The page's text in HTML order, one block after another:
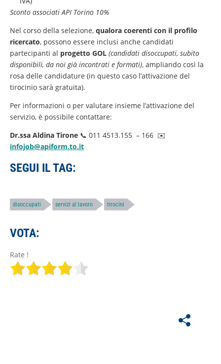
Sconto associati API Torino 10%
Nel corso della selezione, qualora coerenti con il profilo
ricercato, possono essere inclusi anche candidati
partecipanti al progetto GOL (candidati disoccupati, subito
disponibili, da noi già incontrati e formati), ampliando così la
rosa delle candidature (in questo caso l’attivazione del
tirocinio sarà gratuita).
Per informazioni o per valutare insieme l’attivazione del
servizio, è possibile contattare:
Dr.ssa Aldina Tirone 📞 011 4513.155 – 166 ✉️
infojob@apiform.to.it
SEGUI IL TAG:
disoccupati servizi al lavoro tirocini
VOTA:
Rate !